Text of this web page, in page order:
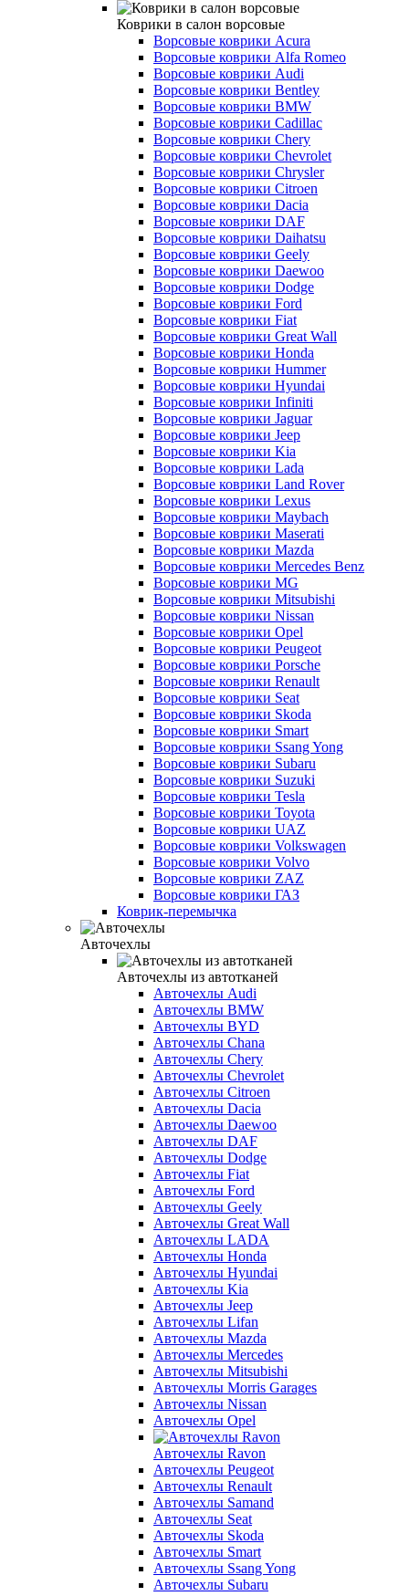
Коврики в салон ворсовые
Ворсовые коврики Acura
Ворсовые коврики Alfa Romeo
Ворсовые коврики Audi
Ворсовые коврики Bentley
Ворсовые коврики BMW
Ворсовые коврики Cadillac
Ворсовые коврики Chery
Ворсовые коврики Chevrolet
Ворсовые коврики Chrysler
Ворсовые коврики Citroen
Ворсовые коврики Dacia
Ворсовые коврики DAF
Ворсовые коврики Daihatsu
Ворсовые коврики Geely
Ворсовые коврики Daewoo
Ворсовые коврики Dodge
Ворсовые коврики Ford
Ворсовые коврики Fiat
Ворсовые коврики Great Wall
Ворсовые коврики Honda
Ворсовые коврики Hummer
Ворсовые коврики Hyundai
Ворсовые коврики Infiniti
Ворсовые коврики Jaguar
Ворсовые коврики Jeep
Ворсовые коврики Kia
Ворсовые коврики Lada
Ворсовые коврики Land Rover
Ворсовые коврики Lexus
Ворсовые коврики Maybach
Ворсовые коврики Maserati
Ворсовые коврики Mazda
Ворсовые коврики Mercedes Benz
Ворсовые коврики MG
Ворсовые коврики Mitsubishi
Ворсовые коврики Nissan
Ворсовые коврики Opel
Ворсовые коврики Peugeot
Ворсовые коврики Porsche
Ворсовые коврики Renault
Ворсовые коврики Seat
Ворсовые коврики Skoda
Ворсовые коврики Smart
Ворсовые коврики Ssang Yong
Ворсовые коврики Subaru
Ворсовые коврики Suzuki
Ворсовые коврики Tesla
Ворсовые коврики Toyota
Ворсовые коврики UAZ
Ворсовые коврики Volkswagen
Ворсовые коврики Volvo
Ворсовые коврики ZAZ
Ворсовые коврики ГАЗ
Коврик-перемычка
Авточехлы
Авточехлы из автотканей
Авточехлы Audi
Авточехлы BMW
Авточехлы BYD
Авточехлы Chana
Авточехлы Chery
Авточехлы Chevrolet
Авточехлы Citroen
Авточехлы Dacia
Авточехлы Daewoo
Авточехлы DAF
Авточехлы Dodge
Авточехлы Fiat
Авточехлы Ford
Авточехлы Geely
Авточехлы Great Wall
Авточехлы LADA
Авточехлы Honda
Авточехлы Hyundai
Авточехлы Kia
Авточехлы Jeep
Авточехлы Lifan
Авточехлы Mazda
Авточехлы Mercedes
Авточехлы Mitsubishi
Авточехлы Morris Garages
Авточехлы Nissan
Авточехлы Opel
Авточехлы Ravon
Авточехлы Peugeot
Авточехлы Renault
Авточехлы Samand
Авточехлы Seat
Авточехлы Skoda
Авточехлы Smart
Авточехлы Ssang Yong
Авточехлы Subaru